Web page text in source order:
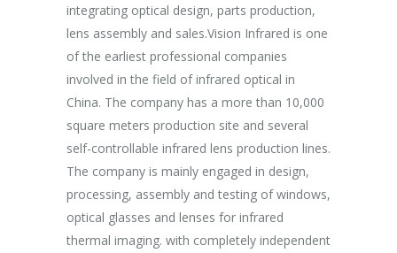
integrating optical design, parts production,
lens assembly and sales.Vision Infrared is one
of the earliest professional companies
involved in the field of infrared optical in
China. The company has a more than 10,000
square meters production site and several
self-controllable infrared lens production lines.
The company is mainly engaged in design,
processing, assembly and testing of windows,
optical glasses and lenses for infrared
thermal imaging. with completely independent